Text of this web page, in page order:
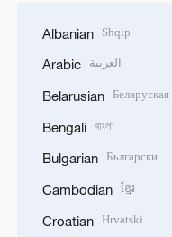
Albanian Shqip
Arabic العربية
Belarusian Беларуская
Bengali বাংলা
Bulgarian Български
Cambodian ខ្មែរ
Croatian Hrvatski